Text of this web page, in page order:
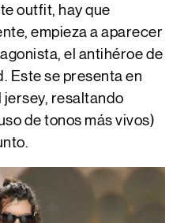
outfit, hay que
empieza a aparecer
el antihéroe de
Este se presenta en
jersey, resaltando
de tonos más vivos)